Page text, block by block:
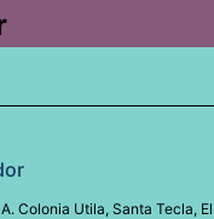
Colonia Utila, Santa Tecla, El